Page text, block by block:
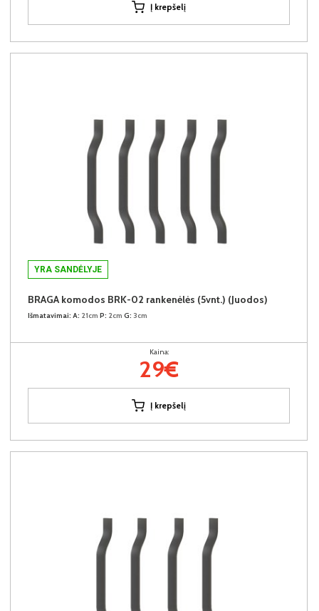
Į krepšelį
YRA SANDĖLYJE
BRAGA komodos BRK-02 rankenėlės (5vnt.) (Juodos)
Išmatavimai: A: 21cm P: 2cm G: 3cm
Kaina:
29€
Į krepšelį